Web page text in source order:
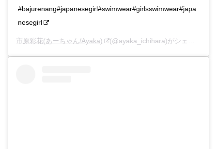
#bajurenang#japanesegirl#swimwear#girlsswimwear#japa
nesegirl
市原彩花(あーちゃん/Ayaka) (@ayaka_ichihara)がシェアした投稿 –